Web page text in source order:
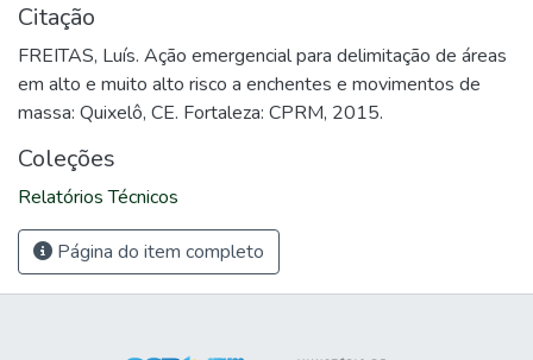
Citação
FREITAS, Luís. Ação emergencial para delimitação de áreas
em alto e muito alto risco a enchentes e movimentos de
massa: Quixelô, CE. Fortaleza: CPRM, 2015.
Coleções
Relatórios Técnicos
Página do item completo